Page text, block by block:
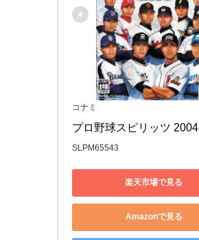
コナミ
プロ野球スピリッツ 2004
SLPM65543
楽天市場で見る
Amazonで見る